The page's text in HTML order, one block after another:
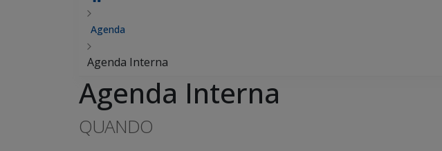
Agenda
Agenda Interna
Agenda Interna
QUANDO